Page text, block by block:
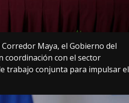
Maya, el Gobierno del
coordinación con el sector
trabajo conjunta para impulsar el